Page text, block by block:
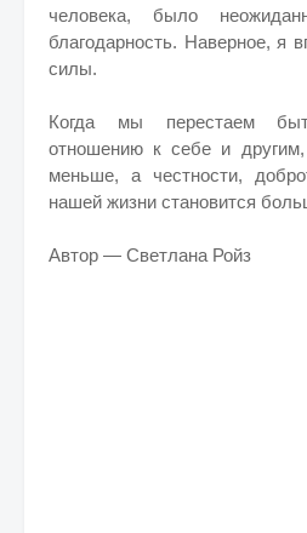
человека, было
благодарность. Наверное, я
силы.
Когда мы перестаем
отношению к себе и
меньше, а честности,
нашей жизни становится
Автор — Светлана Ройз